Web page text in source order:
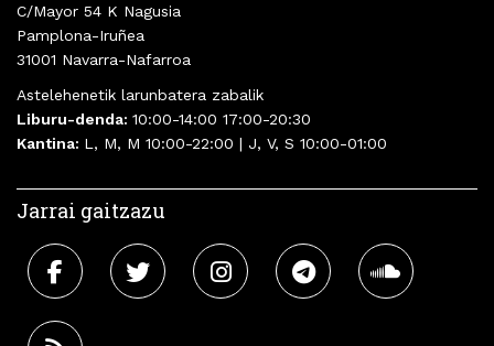
C/Mayor 54 K Nagusia
Pamplona-Iruñea
31001 Navarra-Nafarroa
Astelehenetik larunbatera zabalik
Liburu-denda: 10:00-14:00 17:00-20:30
Kantina: L, M, M 10:00-22:00 | J, V, S 10:00-01:00
Jarrai gaitzazu